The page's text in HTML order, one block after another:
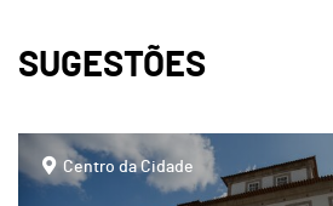
SUGESTÕES
page
Centro da Cidade